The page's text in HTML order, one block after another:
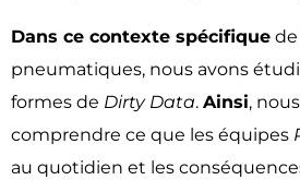
Dans ce contexte spécifique de
pneumatiques, nous avons
formes de Dirty Data. Ainsi,
comprendre ce que les équipes
au quotidien et les